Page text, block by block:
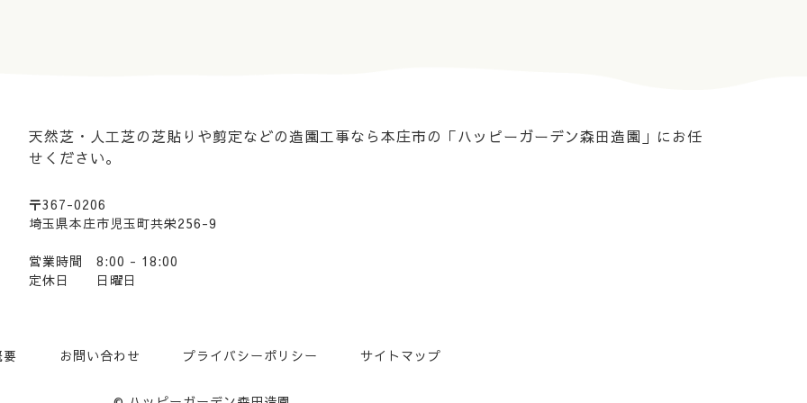
天然芝・人工芝の芝貼りや剪定などの造園工事なら本庄市の「ハッピーガーデン森田造園」にお任
せください。
〒367-0206
埼玉県本庄市児玉町共栄256-9
営業時間 8:00 - 18:00
定休日 日曜日
お問い合わせ プライバシーポリシー サイトマップ